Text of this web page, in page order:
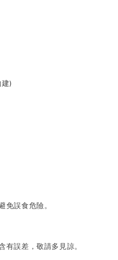
)
免誤食危險。
誤差，敬請多見諒。